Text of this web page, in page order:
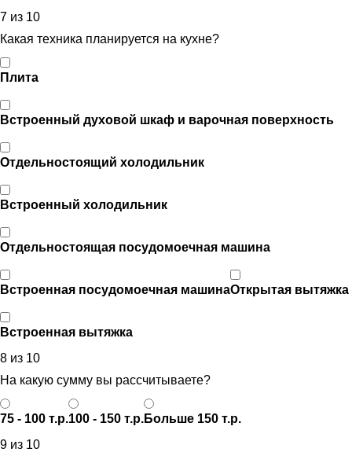
7 из 10
Какая техника планируется на кухне?
Плита
Встроенный духовой шкаф и варочная поверхность
Отдельностоящий холодильник
Встроенный холодильник
Отдельностоящая посудомоечная машина
Встроенная посудомоечная машинаОткрытая вытяжка
Встроенная вытяжка
8 из 10
На какую сумму вы рассчитываете?
75 - 100 т.р.100 - 150 т.р.Больше 150 т.р.
9 из 10